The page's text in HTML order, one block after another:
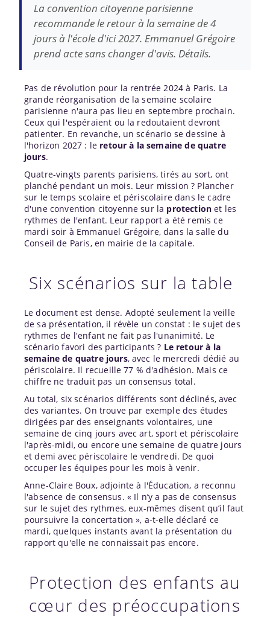
La convention citoyenne parisienne
recommande le retour à la semaine de 4
jours à l'école d'ici 2027. Emmanuel Grégoire
prend acte sans changer d'avis. Détails.
Pas de révolution pour la rentrée 2024 à Paris. La
grande réorganisation de la semaine scolaire
parisienne n'aura pas lieu en septembre prochain.
Ceux qui l'espéraient ou la redoutaient devront
patienter. En revanche, un scénario se dessine à
l'horizon 2027 : le retour à la semaine de quatre
jours.
Quatre-vingts parents parisiens, tirés au sort, ont
planché pendant un mois. Leur mission ? Plancher
sur le temps scolaire et périscolaire dans le cadre
d'une convention citoyenne sur la protection et les
rythmes de l'enfant. Leur rapport a été remis ce
mardi soir à Emmanuel Grégoire, dans la salle du
Conseil de Paris, en mairie de la capitale.
Six scénarios sur la table
Le document est dense. Adopté seulement la veille
de sa présentation, il révèle un constat : le sujet des
rythmes de l'enfant ne fait pas l'unanimité. Le
scénario favori des participants ? Le retour à la
semaine de quatre jours, avec le mercredi dédié au
périscolaire. Il recueille 77 % d'adhésion. Mais ce
chiffre ne traduit pas un consensus total.
Au total, six scénarios différents sont déclinés, avec
des variantes. On trouve par exemple des études
dirigées par des enseignants volontaires, une
semaine de cinq jours avec art, sport et périscolaire
l'après-midi, ou encore une semaine de quatre jours
et demi avec périscolaire le vendredi. De quoi
occuper les équipes pour les mois à venir.
Anne-Claire Boux, adjointe à l'Éducation, a reconnu
l'absence de consensus. « Il n’y a pas de consensus
sur le sujet des rythmes, eux-mêmes disent qu’il faut
poursuivre la concertation », a-t-elle déclaré ce
mardi, quelques instants avant la présentation du
rapport qu'elle ne connaissait pas encore.
Protection des enfants au
cœur des préoccupations